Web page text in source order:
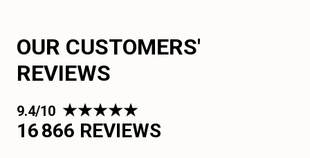
OUR CUSTOMERS'
REVIEWS
9.4/10
16 866 REVIEWS